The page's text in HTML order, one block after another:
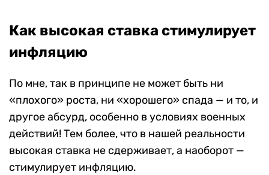
Как высокая ставка стимулирует
инфляцию
По мне, так в принципе не может быть ни
«плохого» роста, ни «хорошего» спада — и то, и
другое абсурд, особенно в условиях военных
действий! Тем более, что в нашей реальности
высокая ставка не сдерживает, а наоборот —
стимулирует инфляцию.